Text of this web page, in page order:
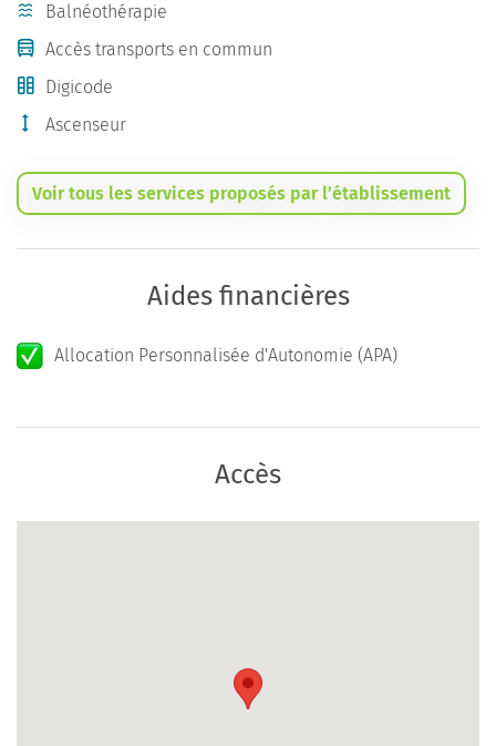
Balnéothérapie
Accès transports en commun
Digicode
Ascenseur
Voir tous les services proposés par l’établissement
Aides financières
Allocation Personnalisée d'Autonomie (APA)
Accès